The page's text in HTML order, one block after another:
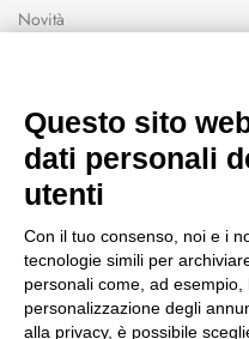
Novità
Wishlist
CEP GREEN
Fanano (MO)
059 8676485
349 9202419
388 8659473
Questo sito
dati personali
utenti
Con il tuo consenso, noi e i
tecnologie simili per
personali come, ad
personalizzazione degli
alla privacy, è possibile